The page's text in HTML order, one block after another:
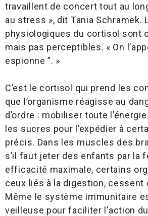
travaillent de concert tout au
au stress », dit Tania Schramek.
physiologiques du cortisol sont
mais pas perceptibles. « On
espionne ”. »
C’est le cortisol qui prend les
que l’organisme réagisse au
d’ordre : mobiliser toute
les sucres pour l’expédier à
précis. Dans les muscles des
s’il faut jeter des enfants par la
efficacité maximale, certains
ceux liés à la digestion, cessent
Même le système immunitaire
veilleuse pour faciliter l’action